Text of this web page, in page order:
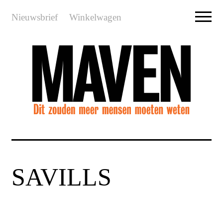
Nieuwsbrief Winkelwagen
SAVILLS